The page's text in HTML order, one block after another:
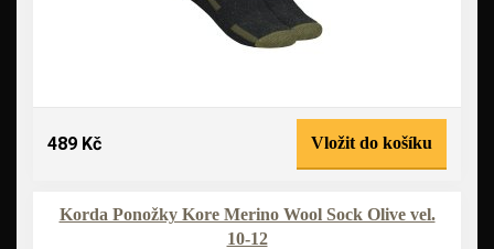
489 Kč Vložit do košíku
Korda Ponožky Kore Merino Wool Sock Olive vel.
10-12